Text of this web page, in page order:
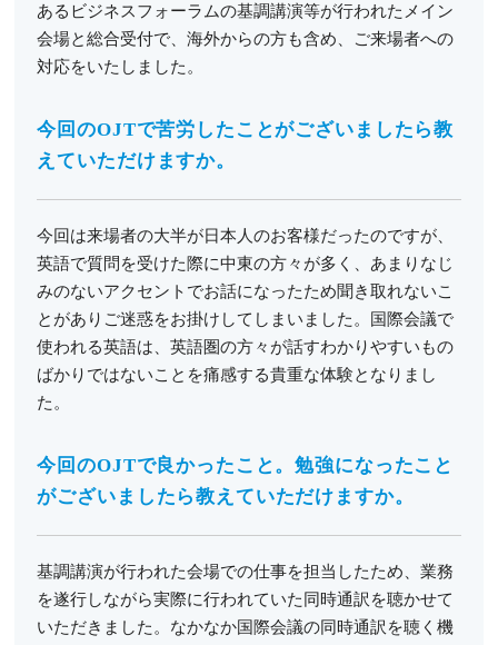
あるビジネスフォーラムの基調講演等が行われたメイン
会場と総合受付で、海外からの方も含め、ご来場者への
対応をいたしました。
今回のOJTで苦労したことがございましたら教
えていただけますか。
今回は来場者の大半が日本人のお客様だったのですが、
英語で質問を受けた際に中東の方々が多く、あまりなじ
みのないアクセントでお話になったため聞き取れないこ
とがありご迷惑をお掛けしてしまいました。国際会議で
使われる英語は、英語圏の方々が話すわかりやすいもの
ばかりではないことを痛感する貴重な体験となりまし
た。
今回のOJTで良かったこと。勉強になったこと
がございましたら教えていただけますか。
基調講演が行われた会場での仕事を担当したため、業務
を遂行しながら実際に行われていた同時通訳を聴かせて
いただきました。なかなか国際会議の同時通訳を聴く機